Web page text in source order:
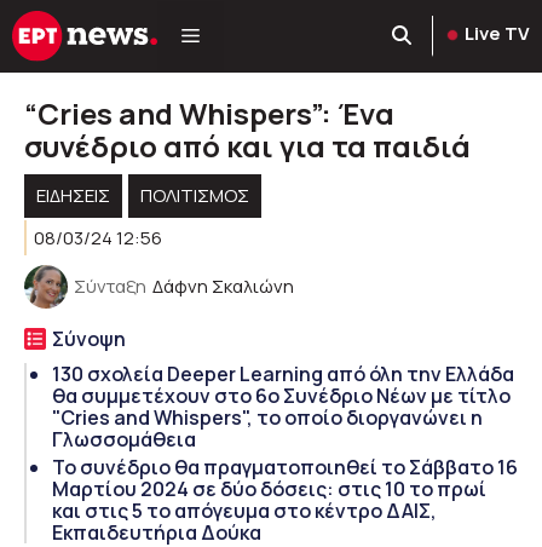
Μετάβαση
σε
Live TV
“Cries and Whispers”: Ένα
συνέδριο από και για τα παιδιά
ΕΙΔΗΣΕΙΣ
ΠΟΛΙΤΙΣΜΟΣ
08/03/24 12:56
Σύνταξη Δάφνη Σκαλιώνη
Σύνοψη
130 σχολεία Deeper Learning από όλη την Ελλάδα
θα συμμετέχουν στο 6ο Συνέδριο Νέων με τίτλο
"Cries and Whispers", το οποίο διοργανώνει η
Γλωσσομάθεια
Το συνέδριο θα πραγματοποιηθεί το Σάββατο 16
Μαρτίου 2024 σε δύο δόσεις: στις 10 το πρωί
και στις 5 το απόγευμα στο κέντρο ΔΑΙΣ,
Εκπαιδευτήρια Δούκα